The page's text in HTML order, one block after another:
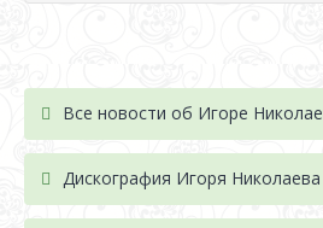
Все новости об Игоре
Дискография Игоря Николаева